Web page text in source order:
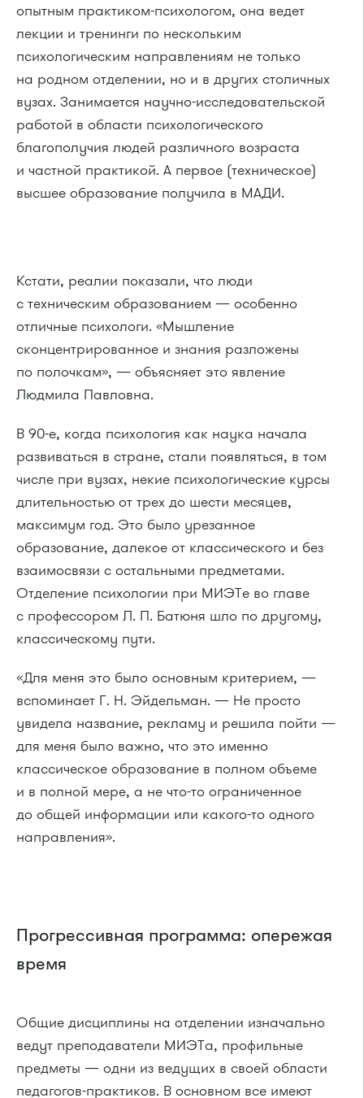
опытным практиком-психологом, она ведет
лекции и тренинги по нескольким
психологическим направлениям не только
на родном отделении, но и в других столичных
вузах. Занимается научно-исследовательской
работой в области психологического
благополучия людей различного возраста
и частной практикой. А первое (техническое)
высшее образование получила в МАДИ.
Кстати, реалии показали, что люди
с техническим образованием — особенно
отличные психологи. «Мышление
сконцентрированное и знания разложены
по полочкам», — объясняет это явление
Людмила Павловна.
В 90-е, когда психология как наука начала
развиваться в стране, стали появляться, в том
числе при вузах, некие психологические курсы
длительностью от трех до шести месяцев,
максимум год. Это было урезанное
образование, далекое от классического и без
взаимосвязи с остальными предметами.
Отделение психологии при МИЭТе во главе
с профессором Л. П. Батюня шло по другому,
классическому пути.
«Для меня это было основным критерием, —
вспоминает Г. Н. Эйдельман. — Не просто
увидела название, рекламу и решила пойти —
для меня было важно, что это именно
классическое образование в полном объеме
и в полной мере, а не что-то ограниченное
до общей информации или какого-то одного
направления».
Прогрессивная программа: опережая
время
Общие дисциплины на отделении изначально
ведут преподаватели МИЭТа, профильные
предметы — одни из ведущих в своей области
педагогов-практиков. В основном все имеют